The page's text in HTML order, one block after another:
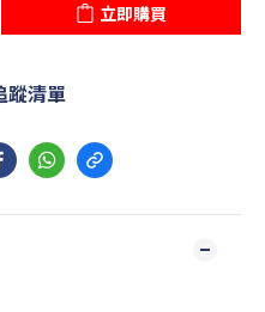
立即購買
蹤清單